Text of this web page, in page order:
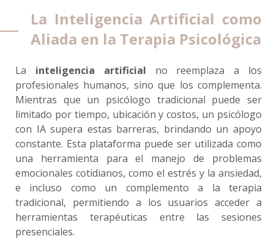
La Inteligencia Artificial como
Aliada en la Terapia Psicológica
La inteligencia artificial no reemplaza a los
profesionales humanos, sino que los complementa.
Mientras que un psicólogo tradicional puede ser
limitado por tiempo, ubicación y costos, un psicólogo
con IA supera estas barreras, brindando un apoyo
constante. Esta plataforma puede ser utilizada como
una herramienta para el manejo de problemas
emocionales cotidianos, como el estrés y la ansiedad,
e incluso como un complemento a la terapia
tradicional, permitiendo a los usuarios acceder a
herramientas terapéuticas entre las sesiones
presenciales.